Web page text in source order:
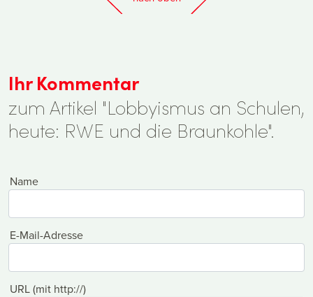
Ihr Kommentar
zum Artikel "Lobbyismus an Schulen,
heute: RWE und die Braunkohle".
Name
E-Mail-Adresse
URL (mit http://)